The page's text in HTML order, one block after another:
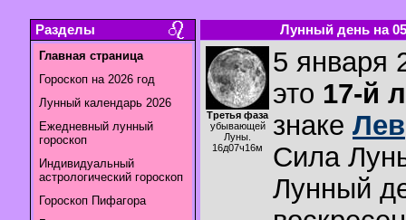
Разделы
Главная страница
Гороскоп на 2026 год
Лунный календарь 2026
Ежедневный лунный
гороскоп
Индивидуальный
астрологический гороскоп
Гороскоп Пифагора
Лунный день на
Третья фаза
убывающей
Луны.
16д07ч16м
5 января
это 17-й
знаке Лев
Сила
Лунный